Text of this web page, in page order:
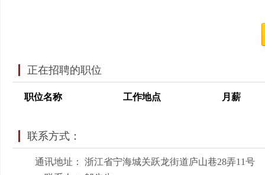
正在招聘的职位
职位名称 工作地点 月薪
联系方式：
通讯地址：
浙江省宁海城关跃龙街道庐山巷28弄11号